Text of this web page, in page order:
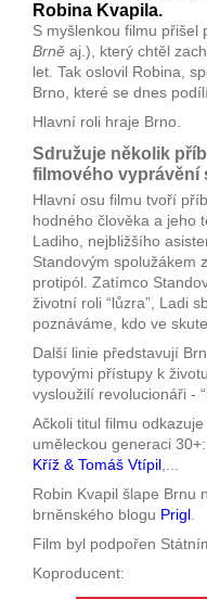
Robina Kvapila.
S myšlenkou filmu přišel
Brně aj.), který chtěl
let. Tak oslovil Robina,
Brno, které se dnes
Hlavní roli hraje Brno.
Sdružuje několik
filmového vyprávění
Hlavní osu filmu tvoří
hodného člověka a jeho
Ladiho, nejbližšího
Standovým spolužákem
protipól. Zatímco
životní roli “lůzra”, Ladi
poznáváme, kdo ve
Další linie představují
typovými přístupy k
vysloužilí revolucionáři -
Ačkoli titul filmu
uměleckou generaci 30+:
Kříž & Tomáš Vtípil
Robin Kvapil šlape Brnu
brněnského blogu Prigl
Film byl podpořen
Koproducent: